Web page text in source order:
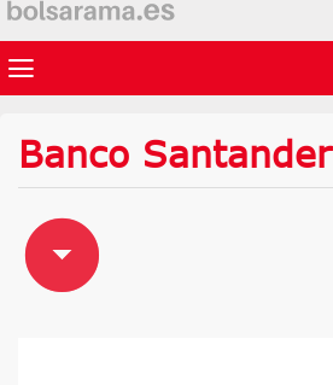
Banco Santander